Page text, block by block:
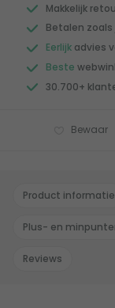
Makkelijk
Betalen zoals
Eerlijk advies
Beste
30.700+
Bewaar
Product informatie
Plus- en
Reviews